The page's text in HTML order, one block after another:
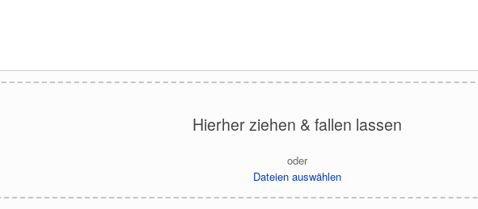
Hierher ziehen & fallen lassen
oder
Dateien auswählen